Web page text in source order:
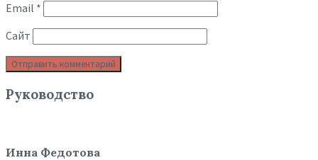
Email *
Сайт
Руководство
Инна Федотова